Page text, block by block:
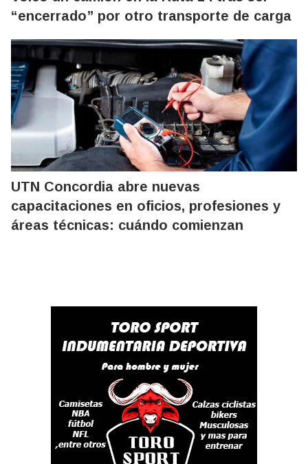
“encerrado” por otro transporte de carga
UTN Concordia abre nuevas
capacitaciones en oficios, profesiones y
áreas técnicas: cuándo comienzan